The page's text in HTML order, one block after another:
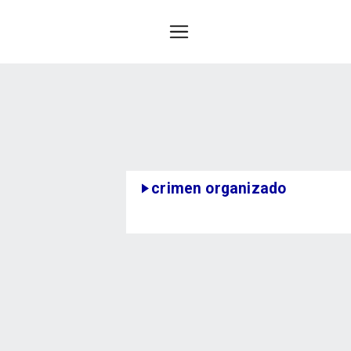
crimen organizado